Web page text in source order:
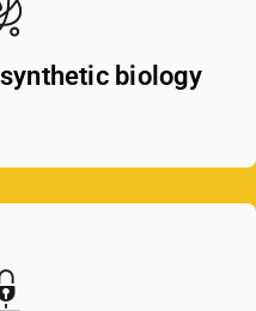
biology